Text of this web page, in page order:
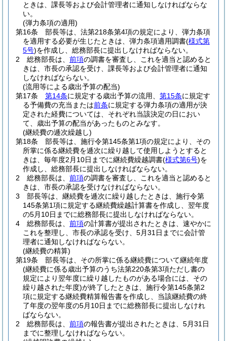
ときは、課長等および会計管理者に通知しなければならな
い。
(弾力条項の適用)
第16条
部長等は、法第218条第4項の規定により、弾力条項
を適用する必要が生じたときは、弾力条項適用調書(様式第
5号)を作成し、総務部長に提出しなければならない。
2
総務部長は、 前項の調書を審査し、これを適当と認めると
きは、市長の承認を受け、課長等および会計管理者に通知
しなければならない。
(流用等による歳出予算の配当)
第17条
第14条に規定する歳出予算の流用、 第15条に規定す
る予備費の充当または前条に規定する弾力条項の適用が決
定された経費については、それぞれ当該決定の日におい
て、歳出予算の配当があったものとみなす。
(継続費の逓次繰越し)
第18条
部長等は、施行令第145条第1項の規定により、その
所掌に係る継続費を逓次に繰り越して使用しようとすると
きは、毎年度2月10日までに継続費繰越調書(様式第6号)を
作成し、総務部長に提出しなければならない。
2
総務部長は、 前項の調書を審査し、これを適当と認めると
きは、市長の承認を受けなければならない。
3
部長等は、継続費を逓次に繰り越したときは、施行令第
145条第1項に規定する継続費繰越計算書を作成し、翌年度
の5月10日までに総務部長に提出しなければならない。
4
総務部長は、 前項の計算書が提出されたときは、速やかに
これを整理し、市長の承認を受け、5月31日までに会計管
理者に通知しなければならない。
(継続費の精算)
第19条
部長等は、その所掌に係る継続費について継続年度
(継続費に係る歳出予算のうち法第220条第3項ただし書の
規定により翌年度に繰り越したものがある場合には、その
繰り越された年度)が終了したときは、施行令第145条第2
項に規定する継続費精算報告書を作成し、当該継続費の終
了年度の翌年度の5月10日までに総務部長に提出しなけれ
ばならない。
2
総務部長は、 前項の報告書が提出されたときは、5月31日
までに整理しなければならない。